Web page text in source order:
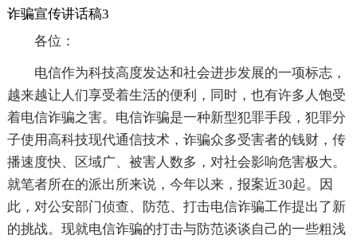
诈骗宣传讲话稿3
各位：
电信作为科技高度发达和社会进步发展的一项标志，
越来越让人们享受着生活的便利，同时，也有许多人饱受
着电信诈骗之害。电信诈骗是一种新型犯罪手段，犯罪分
子使用高科技现代通信技术，诈骗众多受害者的钱财，传
播速度快、区域广、被害人数多，对社会影响危害极大。
就笔者所在的派出所来说，今年以来，报案近30起。因
此，对公安部门侦查、防范、打击电信诈骗工作提出了新
的挑战。现就电信诈骗的打击与防范谈谈自己的一些粗浅